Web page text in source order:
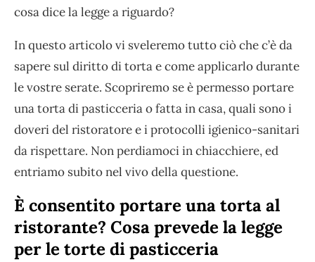
cosa dice la legge a riguardo?
In questo articolo vi sveleremo tutto ciò che c’è da
sapere sul diritto di torta e come applicarlo durante
le vostre serate. Scopriremo se è permesso portare
una torta di pasticceria o fatta in casa, quali sono i
doveri del ristoratore e i protocolli igienico-sanitari
da rispettare. Non perdiamoci in chiacchiere, ed
entriamo subito nel vivo della questione.
È consentito portare una torta al
ristorante? Cosa prevede la legge
per le torte di pasticceria